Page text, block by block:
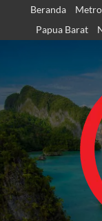
content
Beranda Metro
Papua Barat